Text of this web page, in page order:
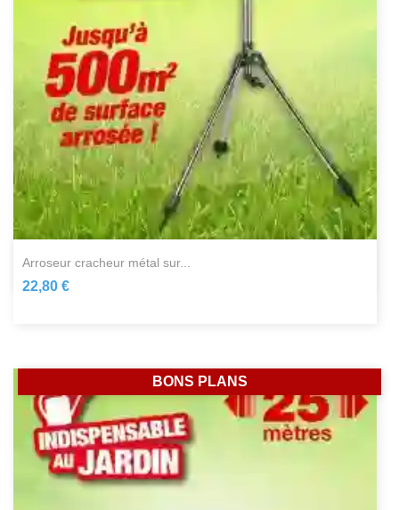
arroseur cracheur métal sur...
22,80 €
BONS PLANS